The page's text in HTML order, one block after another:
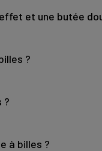
et une butée
?
?
à billes ?